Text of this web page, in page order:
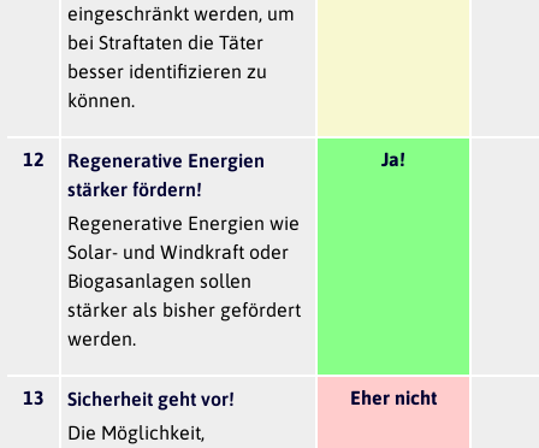
eingeschränkt werden, um
bei Straftaten die Täter
besser identifizieren zu
können.
12
Regenerative Energien
stärker fördern!
Regenerative Energien wie
Solar- und Windkraft oder
Biogasanlagen sollen
stärker als bisher gefördert
werden.
Ja!
13
Sicherheit geht vor!
Die Möglichkeit,
Eher nicht